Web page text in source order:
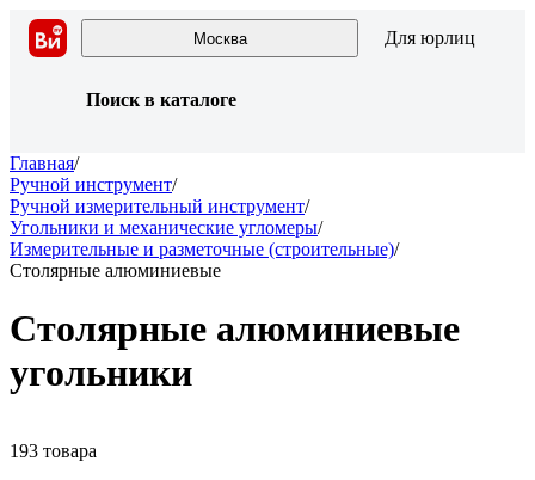
Москва Для юрлиц
Поиск в каталоге
Главная/
Ручной инструмент/
Ручной измерительный инструмент/
Угольники и механические угломеры/
Измерительные и разметочные (строительные)/
Столярные алюминиевые
Столярные алюминиевые
угольники
193 товара